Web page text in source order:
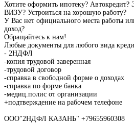
Хотите оформить ипотеку? Автокредит?
ВИЗУ? Устроиться на хорошую работу?
У Вас нет официального места работы
доход?
Обращайтесь к нам!
Любые документы для любого вида
- 2НДФЛ
-копия трудовой заверенная
-трудовой договор
-справка в свободной форме о доходах
-справка по форме банка
-медиц.полис от организации
+подтверждение на рабочем телефоне
ООО"2НДФЛ КАЗАНЬ" +79655960308